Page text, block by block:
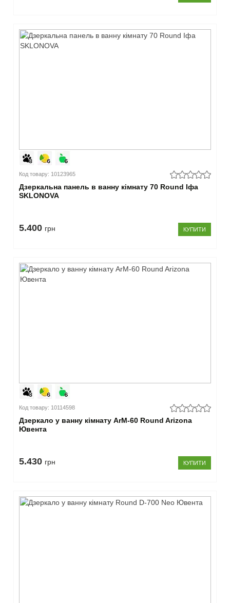
Код товару: 10123965
Дзеркальна панель в ванну кімнату 70 Round Іфа
SKLONOVA
5.400 грн КУПИТИ
Код товару: 10114598
Дзеркало у ванну кімнату ArM-60 Round Arizona
Ювента
5.430 грн КУПИТИ